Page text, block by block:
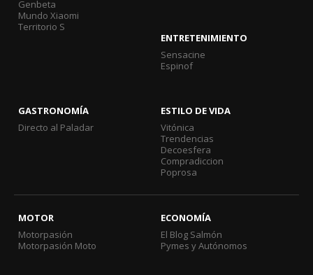
Genbeta
Mundo Xiaomi
Territorio S
ENTRETENIMIENTO
Sensacine
Espinof
GASTRONOMÍA
Directo al Paladar
ESTILO DE VIDA
Vitónica
Trendencias
Decoesfera
Compradiccion
Poprosa
MOTOR
Motorpasión
Motorpasión Moto
ECONOMÍA
El Blog Salmón
Pymes y Autónomos